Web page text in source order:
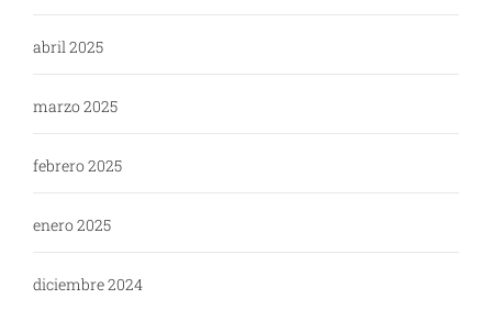
abril 2025
marzo 2025
febrero 2025
enero 2025
diciembre 2024